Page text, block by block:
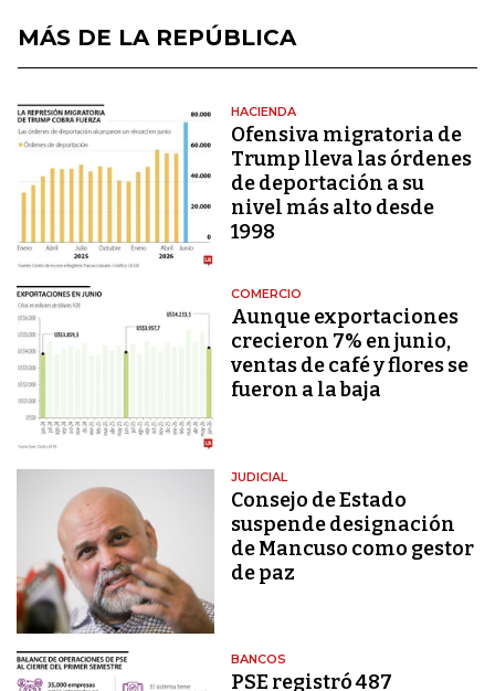
MÁS DE LA REPÚBLICA
HACIENDA
Ofensiva migratoria de
Trump lleva las órdenes
de deportación a su
nivel más alto desde
1998
COMERCIO
Aunque exportaciones
crecieron 7% en junio,
ventas de café y flores se
fueron a la baja
JUDICIAL
Consejo de Estado
suspende designación
de Mancuso como gestor
de paz
BANCOS
PSE registró 487